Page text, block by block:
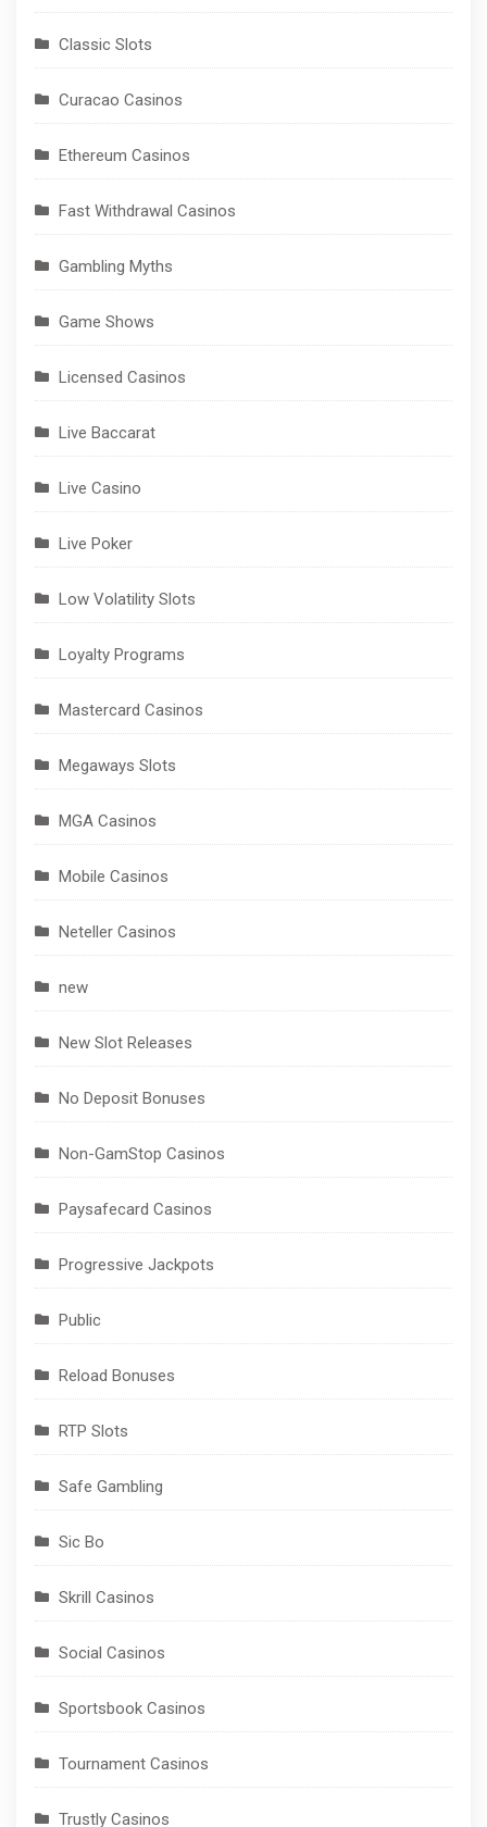
Classic Slots
Curacao Casinos
Ethereum Casinos
Fast Withdrawal Casinos
Gambling Myths
Game Shows
Licensed Casinos
Live Baccarat
Live Casino
Live Poker
Low Volatility Slots
Loyalty Programs
Mastercard Casinos
Megaways Slots
MGA Casinos
Mobile Casinos
Neteller Casinos
new
New Slot Releases
No Deposit Bonuses
Non-GamStop Casinos
Paysafecard Casinos
Progressive Jackpots
Public
Reload Bonuses
RTP Slots
Safe Gambling
Sic Bo
Skrill Casinos
Social Casinos
Sportsbook Casinos
Tournament Casinos
Trustly Casinos